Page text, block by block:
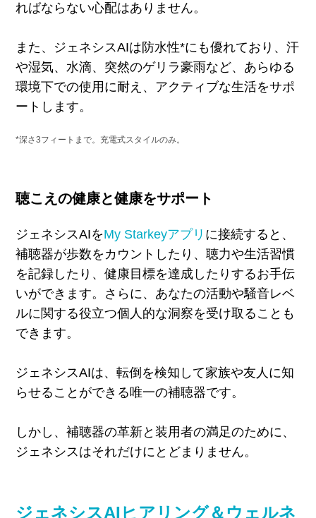
ればならない心配はありません。
また、ジェネシスAIは防水性*にも優れており、汗
や湿気、水滴、突然のゲリラ豪雨など、あらゆる
環境下での使用に耐え、アクティブな生活をサポ
ートします。
*深さ3フィートまで。充電式スタイルのみ。
聴こえの健康と健康をサポート
ジェネシスAIをMy Starkeyアプリ に接続すると、
補聴器が歩数をカウントしたり、聴力や生活習慣
を記録したり、健康目標を達成したりするお手伝
いができます。さらに、あなたの活動や騒音レベ
ルに関する役立つ個人的な洞察を受け取ることも
できます。
ジェネシスAIは、転倒を検知して家族や友人に知
らせることができる唯一の補聴器です。
しかし、補聴器の革新と装用者の満足のために、
ジェネシスはそれだけにとどまりません。
ジェネシスAIヒアリング＆ウェルネ